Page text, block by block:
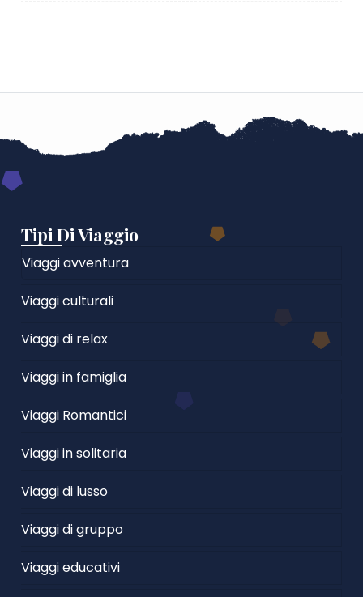
Tipi Di Viaggio
Viaggi avventura
Viaggi culturali
Viaggi di relax
Viaggi in famiglia
Viaggi Romantici
Viaggi in solitaria
Viaggi di lusso
Viaggi di gruppo
Viaggi educativi